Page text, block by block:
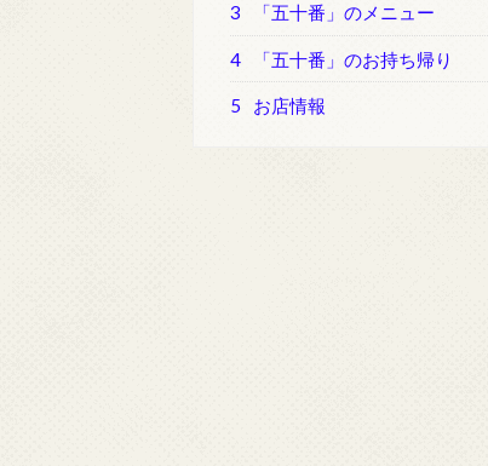
3 「五十番」のメニュー
4 「五十番」のお持ち帰り
5 お店情報